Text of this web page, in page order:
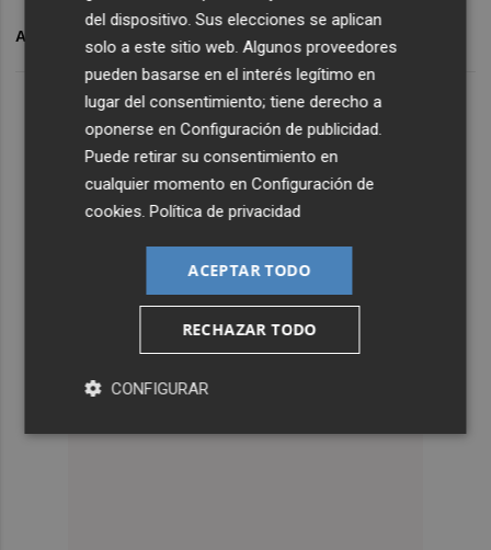
ARCHIVADO EN
del dispositivo. Sus elecciones se aplican
solo a este sitio web. Algunos proveedores
pueden basarse en el interés legítimo en
lugar del consentimiento; tiene derecho a
oponerse enConfiguración de publicidad.
Puede retirar su consentimiento en
cualquier momento enConfiguración de
cookies.Política de privacidad
ACEPTAR TODO
RECHAZAR TODO
CONFIGURAR